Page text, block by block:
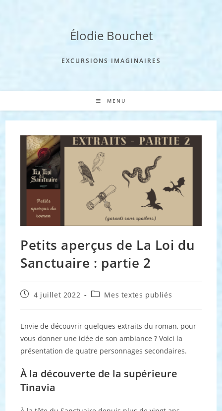
Élodie Bouchet
EXCURSIONS IMAGINAIRES
MENU
Petits aperçus de La Loi du
Sanctuaire : partie 2
Publication
4 juillet 2022
PostMes textes publiés
Envie de découvrir quelques extraits du roman, pour
vous donner une idée de son ambiance ? Voici la
présentation de quatre personnages secondaires.
À la découverte de la supérieure
Tinavia